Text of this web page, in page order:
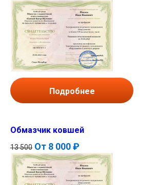
Подробнее
Обмазчик ковшей
13 500 От 8 000 ₽